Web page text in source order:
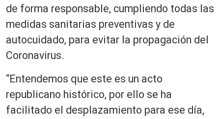
de forma responsable, cumpliendo todas las
medidas sanitarias preventivas y de
autocuidado, para evitar la propagación del
Coronavirus.
“Entendemos que este es un acto
republicano histórico, por ello se ha
facilitado el desplazamiento para ese día,